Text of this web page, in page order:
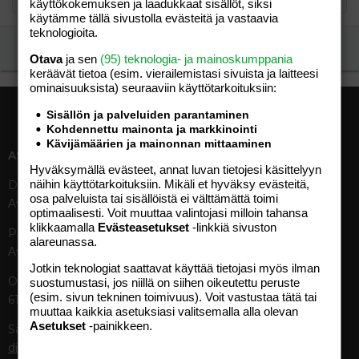
ASIAKASPALVELU
Digipalvelut (09) 156 6227
Avoinna ma–pe 8–19
Painettu lehti (09) 156 665
Avoinna ma–pe 8–19
Otavamedian vaihde (09) 156
61
Sähköposti (digi)
digi@otavamedia.fi
Tekniset tiedot, aikataulut ja
ilmoitushinnat
Tietoa verkon kävijöistä
Käyttöehdot
TUOTTEET
käyttökokemuksen ja laadukkaat sisällöt, siksi
käytämme tällä sivustolla evästeitä ja vastaavia
teknologioita.
Otavaja sen (95) teknologia- ja mainoskumppania
keräävät tietoa (esim. vierailemis­tasi sivuista ja laitteesi
ominaisuuk­sista) seuraaviin käyttötarkoituksiin:
Sisällön ja palveluiden parantaminen
Kohdennettu mainonta ja markkinointi
Kävijämäärien ja mainonnan mittaaminen
Hyväksymällä evästeet, annat luvan tietojesi käsittelyyn
näihin käyttötarkoituksiin. Mikäli et hyväksy evästeitä,
osa palveluista tai sisällöistä ei välttämättä toimi
optimaalisesti. Voit muuttaa valintojasi milloin tahansa
klikkaamalla Evästeasetukset -linkkiä sivuston
alareunassa.
Jotkin teknologiat saattavat käyttää tietojasi myös ilman
suostumustasi, jos niillä on siihen oikeutettu peruste
(esim. sivun tekninen toimivuus). Voit vastustaa tätä tai
muuttaa kaikkia asetuksiasi valitsemalla alla olevan
Asetukset -painikkeen.